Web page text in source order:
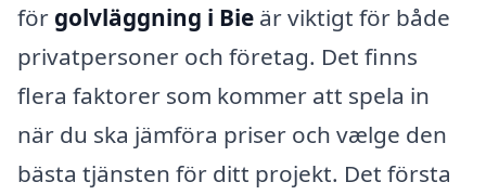
för golvläggning i Bie är viktigt för både
privatpersoner och företag. Det finns
flera faktorer som kommer att spela in
när du ska jämföra priser och vælge den
bästa tjänsten för ditt projekt. Det första